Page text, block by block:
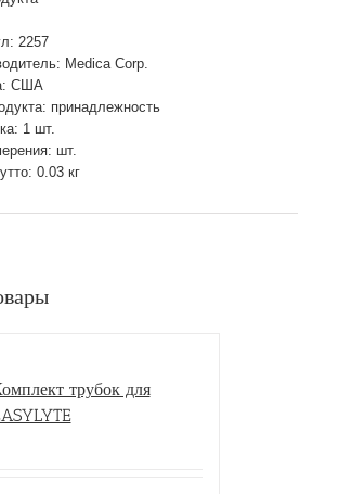
2257
Medica Corp.
США
принадлежность
1 шт.
шт.
0.03 кг
трубок для